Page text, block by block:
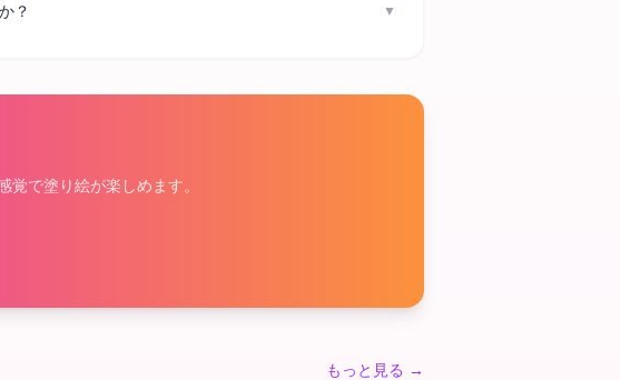
？ ▼
で塗り絵が楽しめます。
もっと見る →